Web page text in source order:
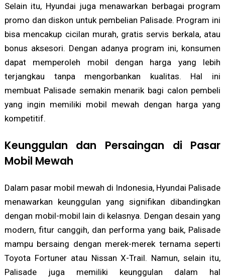
Selain itu, Hyundai juga menawarkan berbagai program
promo dan diskon untuk pembelian Palisade. Program ini
bisa mencakup cicilan murah, gratis servis berkala, atau
bonus aksesori. Dengan adanya program ini, konsumen
dapat memperoleh mobil dengan harga yang lebih
terjangkau tanpa mengorbankan kualitas. Hal ini
membuat Palisade semakin menarik bagi calon pembeli
yang ingin memiliki mobil mewah dengan harga yang
kompetitif.
Keunggulan dan Persaingan di Pasar
Mobil Mewah
Dalam pasar mobil mewah di Indonesia, Hyundai Palisade
menawarkan keunggulan yang signifikan dibandingkan
dengan mobil-mobil lain di kelasnya. Dengan desain yang
modern, fitur canggih, dan performa yang baik, Palisade
mampu bersaing dengan merek-merek ternama seperti
Toyota Fortuner atau Nissan X-Trail. Namun, selain itu,
Palisade juga memiliki keunggulan dalam hal